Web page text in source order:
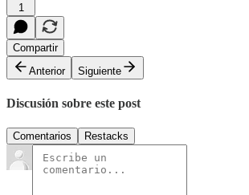
1
Compartir
Anterior
Siguiente
Discusión sobre este post
Comentarios Restacks